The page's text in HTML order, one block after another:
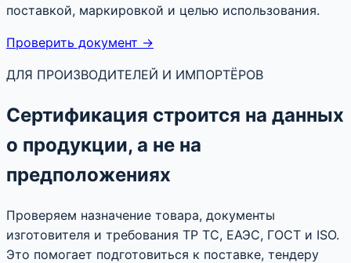
поставкой, маркировкой и целью использования.
Проверить документ →
ДЛЯ ПРОИЗВОДИТЕЛЕЙ И ИМПОРТЁРОВ
Сертификация строится на данных
о продукции, а не на
предположениях
Проверяем назначение товара, документы
изготовителя и требования ТР ТС, ЕАЭС, ГОСТ и ISO.
Это помогает подготовиться к поставке, тендеру